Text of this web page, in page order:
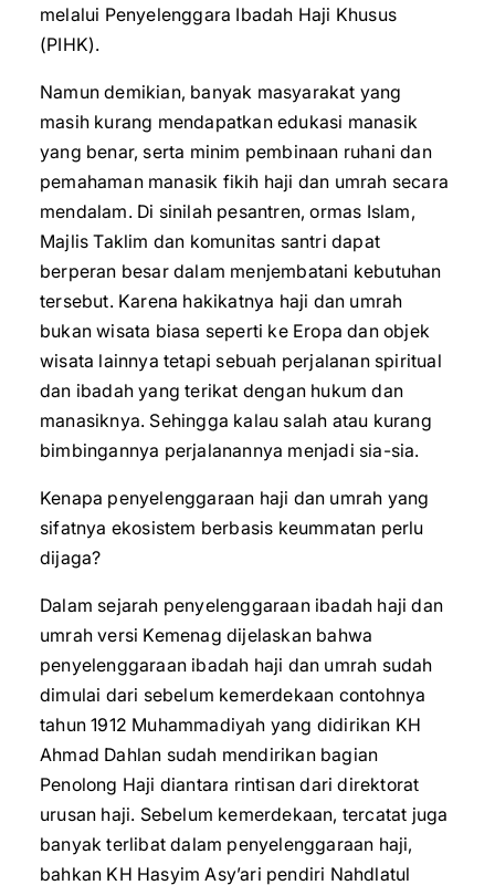
melalui Penyelenggara Ibadah Haji Khusus
(PIHK).
Namun demikian, banyak masyarakat yang
masih kurang mendapatkan edukasi manasik
yang benar, serta minim pembinaan ruhani dan
pemahaman manasik fikih haji dan umrah secara
mendalam. Di sinilah pesantren, ormas Islam,
Majlis Taklim dan komunitas santri dapat
berperan besar dalam menjembatani kebutuhan
tersebut. Karena hakikatnya haji dan umrah
bukan wisata biasa seperti ke Eropa dan objek
wisata lainnya tetapi sebuah perjalanan spiritual
dan ibadah yang terikat dengan hukum dan
manasiknya. Sehingga kalau salah atau kurang
bimbingannya perjalanannya menjadi sia-sia.
Kenapa penyelenggaraan haji dan umrah yang
sifatnya ekosistem berbasis keummatan perlu
dijaga?
Dalam sejarah penyelenggaraan ibadah haji dan
umrah versi Kemenag dijelaskan bahwa
penyelenggaraan ibadah haji dan umrah sudah
dimulai dari sebelum kemerdekaan contohnya
tahun 1912 Muhammadiyah yang didirikan KH
Ahmad Dahlan sudah mendirikan bagian
Penolong Haji diantara rintisan dari direktorat
urusan haji. Sebelum kemerdekaan, tercatat juga
banyak terlibat dalam penyelenggaraan haji,
bahkan KH Hasyim Asy’ari pendiri Nahdlatul